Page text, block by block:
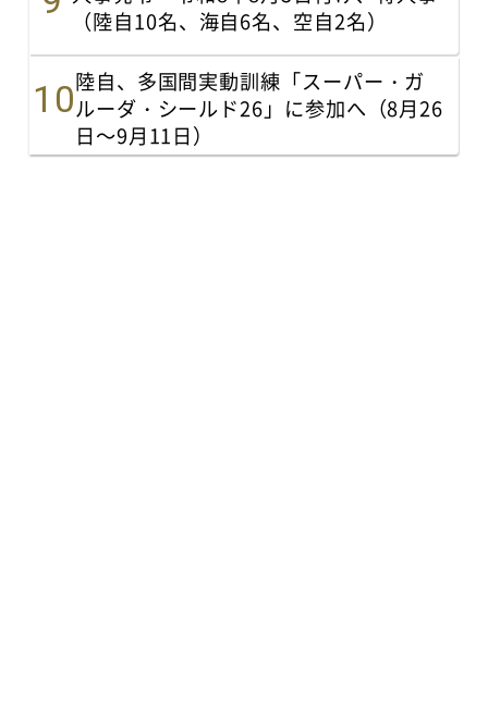
（陸自10名、海自6名、空自2名）
陸自、多国間実動訓練「スーパー・ガ
ルーダ・シールド26」に参加へ（8月26
日～9月11日）